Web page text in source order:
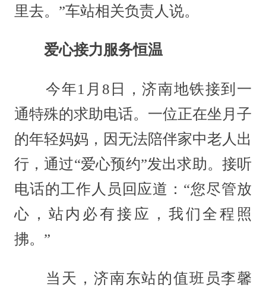
里去。”车站相关负责人说。
爱心接力服务恒温
今年1月8日，济南地铁接到一
通特殊的求助电话。一位正在坐月子
的年轻妈妈，因无法陪伴家中老人出
行，通过“爱心预约”发出求助。接听
电话的工作人员回应道：“您尽管放
心，站内必有接应，我们全程照
拂。”
当天，济南东站的值班员李馨